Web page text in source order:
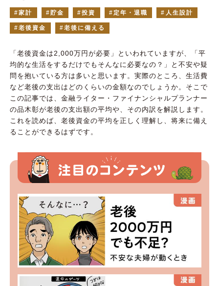
家計 貯金 投資 定年・退職 人生設計
老後資金 老後に備える
「老後資金は2,000万円が必要」といわれていますが、「平
均的な生活をするだけでもそんなに必要なの？」と不安や疑
問を抱いている方は多いと思います。実際のところ、生活費
など老後の支出はどのくらいの金額なのでしょうか。そこで
この記事では、金融ライター・ファイナンシャルプランナー
の品木彰が老後の支出額の平均や、その内訳を解説します。
これを読めば、老後資金の平均を正しく理解し、将来に備え
ることができるはずです。